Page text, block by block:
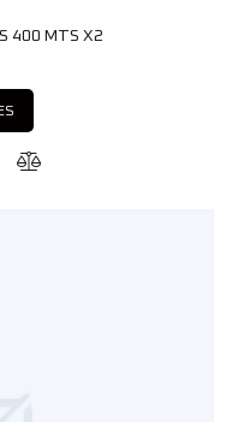
400 MTS X2